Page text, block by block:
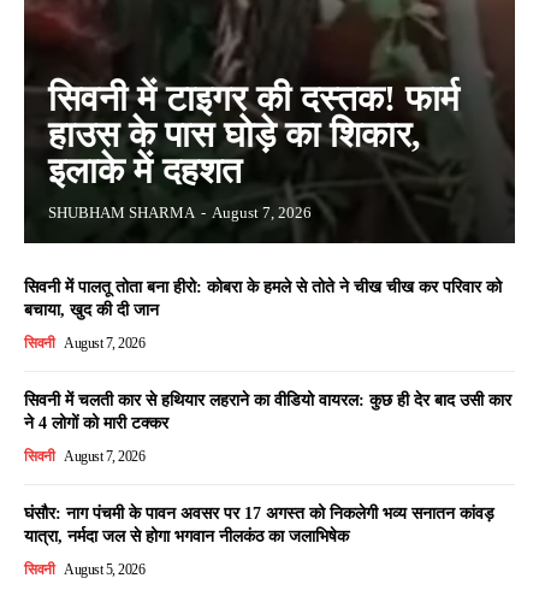
सिवनी में टाइगर की दस्तक! फार्म
हाउस के पास घोड़े का शिकार,
इलाके में दहशत
SHUBHAM SHARMA - August 7, 2026
सिवनी में पालतू तोता बना हीरो: कोबरा के हमले से तोते ने चीख चीख कर परिवार को
बचाया, खुद की दी जान
सिवनी August 7, 2026
सिवनी में चलती कार से हथियार लहराने का वीडियो वायरल: कुछ ही देर बाद उसी कार
ने 4 लोगों को मारी टक्कर
सिवनी August 7, 2026
घंसौर: नाग पंचमी के पावन अवसर पर 17 अगस्त को निकलेगी भव्य सनातन कांवड़
यात्रा, नर्मदा जल से होगा भगवान नीलकंठ का जलाभिषेक
सिवनी August 5, 2026